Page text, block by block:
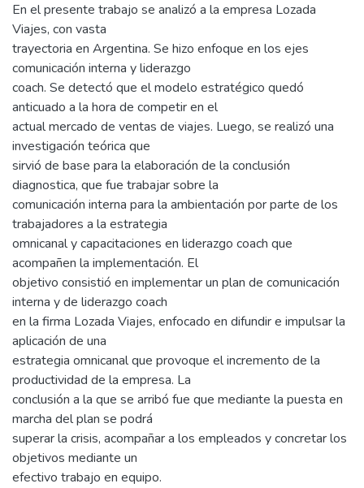
En el presente trabajo se analizó a la empresa Lozada
Viajes, con vasta
trayectoria en Argentina. Se hizo enfoque en los ejes
comunicación interna y liderazgo
coach. Se detectó que el modelo estratégico quedó
anticuado a la hora de competir en el
actual mercado de ventas de viajes. Luego, se realizó una
investigación teórica que
sirvió de base para la elaboración de la conclusión
diagnostica, que fue trabajar sobre la
comunicación interna para la ambientación por parte de los
trabajadores a la estrategia
omnicanal y capacitaciones en liderazgo coach que
acompañen la implementación. El
objetivo consistió en implementar un plan de comunicación
interna y de liderazgo coach
en la firma Lozada Viajes, enfocado en difundir e impulsar la
aplicación de una
estrategia omnicanal que provoque el incremento de la
productividad de la empresa. La
conclusión a la que se arribó fue que mediante la puesta en
marcha del plan se podrá
superar la crisis, acompañar a los empleados y concretar los
objetivos mediante un
efectivo trabajo en equipo.